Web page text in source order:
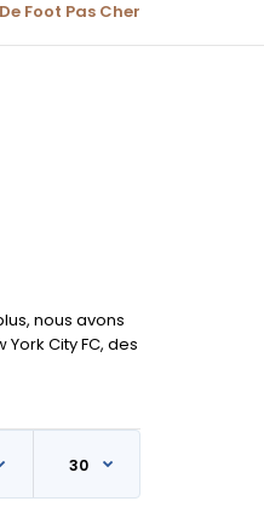
Foot Pas Cher
nous avons
City FC, des